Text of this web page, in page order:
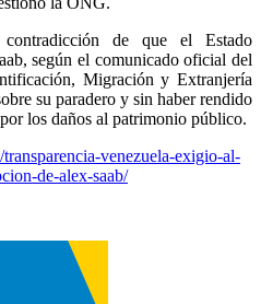
de que el Estado
según el comunicado oficial del
Migración y Extranjería
su paradero y sin haber rendido
los daños al patrimonio público.
venezuela-exigio-al-
de-alex-saab/